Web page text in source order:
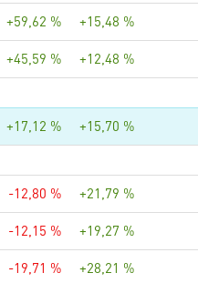
+59,62 % +15,48 %
+45,59 % +12,48 %
+17,12 % +15,70 %
-12,80 % +21,79 %
-12,15 % +19,27 %
-19,71 % +28,21 %